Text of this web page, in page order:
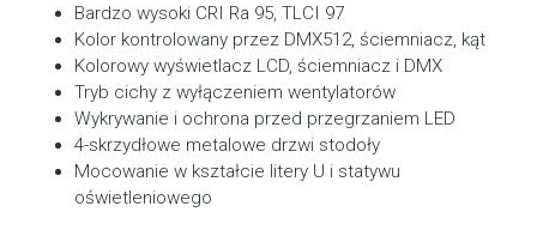
Bardzo wysoki CRI Ra 95, TLCI 97
Kolor kontrolowany przez DMX512, ściemniacz, kąt
Kolorowy wyświetlacz LCD, ściemniacz i DMX
Tryb cichy z wyłączeniem wentylatorów
Wykrywanie i ochrona przed przegrzaniem LED
4-skrzydłowe metalowe drzwi stodoły
Mocowanie w kształcie litery U i statywu
oświetleniowego